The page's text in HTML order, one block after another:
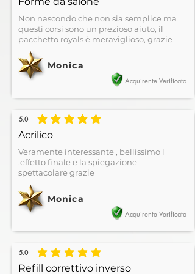
Non nascondo che non sia semplice ma
questi corsi sono un prezioso aiuto, il
pacchetto royals è meraviglioso, grazie
Monica
Acquirente Verificato
5.0
la valutazione media è 5 su 5
Acrilico
Veramente interessante , bellissimo l
,effetto finale e la spiegazione
spettacolare grazie
Monica
Acquirente Verificato
5.0
la valutazione media è 5 su 5
Refill correttivo inverso